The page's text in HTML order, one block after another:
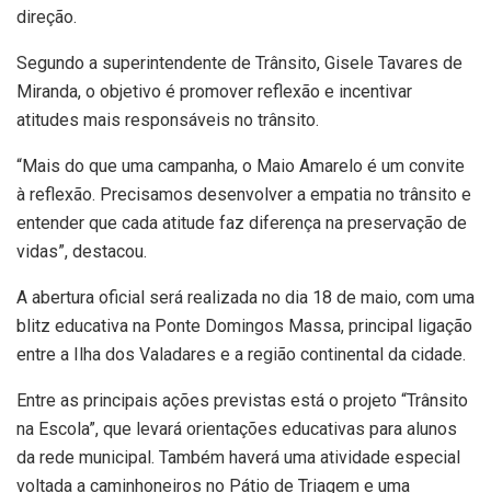
direção.
Segundo a superintendente de Trânsito, Gisele Tavares de
Miranda, o objetivo é promover reflexão e incentivar
atitudes mais responsáveis no trânsito.
“Mais do que uma campanha, o Maio Amarelo é um convite
à reflexão. Precisamos desenvolver a empatia no trânsito e
entender que cada atitude faz diferença na preservação de
vidas”, destacou.
A abertura oficial será realizada no dia 18 de maio, com uma
blitz educativa na Ponte Domingos Massa, principal ligação
entre a Ilha dos Valadares e a região continental da cidade.
Entre as principais ações previstas está o projeto “Trânsito
na Escola”, que levará orientações educativas para alunos
da rede municipal. Também haverá uma atividade especial
voltada a caminhoneiros no Pátio de Triagem e uma